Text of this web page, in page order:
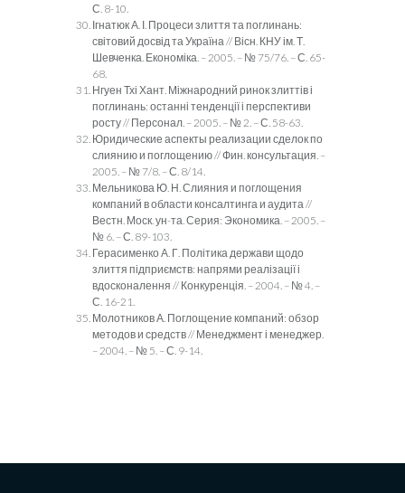
С. 8-10.
Ігнатюк А. І. Процеси злиття та поглинань:
світовий досвід та Україна // Вісн. КНУ ім. Т.
Шевченка. Економіка. – 2005. – № 75/76. – С. 65-
68.
Нгуен Тхі Хант. Міжнародний ринок злиттів і
поглинань: останні тенденції і перспективи
росту // Персонал. – 2005. – № 2. – С. 58-63.
Юридические аспекты реализации сделок по
слиянию и поглощению // Фин. консультация. –
2005. – № 7/8. – С. 8/14.
Мельникова Ю. Н. Слияния и поглощения
компаний в области консалтинга и аудита //
Вестн. Моск. ун-та. Серия: Экономика. – 2005. –
№ 6. – С. 89-103.
Герасименко А. Г. Політика держави щодо
злиття підприємств: напрями реалізації і
вдосконалення // Конкуренція. – 2004. – № 4. –
С. 16-21.
Молотников А. Поглощение компаний: обзор
методов и средств // Менеджмент і менеджер.
– 2004. – № 5. – С. 9-14.